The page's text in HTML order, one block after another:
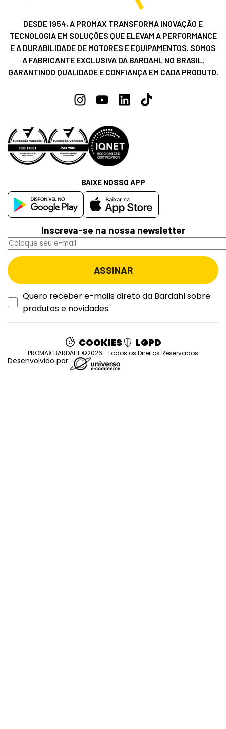
DESDE 1954, A PROMAX TRANSFORMA INOVAÇÃO E
TECNOLOGIA EM SOLUÇÕES QUE ELEVAM A PERFORMANCE
E A DURABILIDADE DE MOTORES E EQUIPAMENTOS. SOMOS
A FABRICANTE EXCLUSIVA DA BARDAHL NO BRASIL,
GARANTINDO QUALIDADE E CONFIANÇA EM CADA PRODUTO.
Inscreva-se na nossa newsletter
Quero receber e-mails direto da Bardahl sobre
produtos e novidades
BAIXE NOSSO APP
COOKIES LGPD
PROMAX BARDAHL ©2026- Todos os Direitos Reservados
Desenvolvido por: